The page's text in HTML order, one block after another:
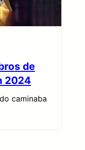
de
2024
caminaba